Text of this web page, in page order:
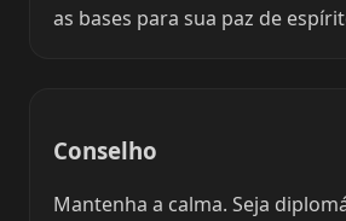
as bases para sua paz de
Conselho
Mantenha a calma. Seja